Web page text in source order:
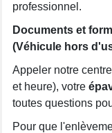
professionnel.
Documents et
(Véhicule hors
Appeler notre
et heure), votre
toutes questions
Pour que